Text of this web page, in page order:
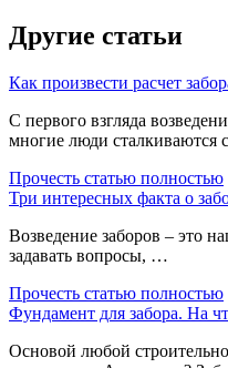
Другие статьи
Как произвести расчет
С первого взгляда
многие люди
Прочесть статью полностью
Три интересных факта о
Возведение заборов – это
задавать вопросы, …
Прочесть статью полностью
Фундамент для забора. На
Основой любой